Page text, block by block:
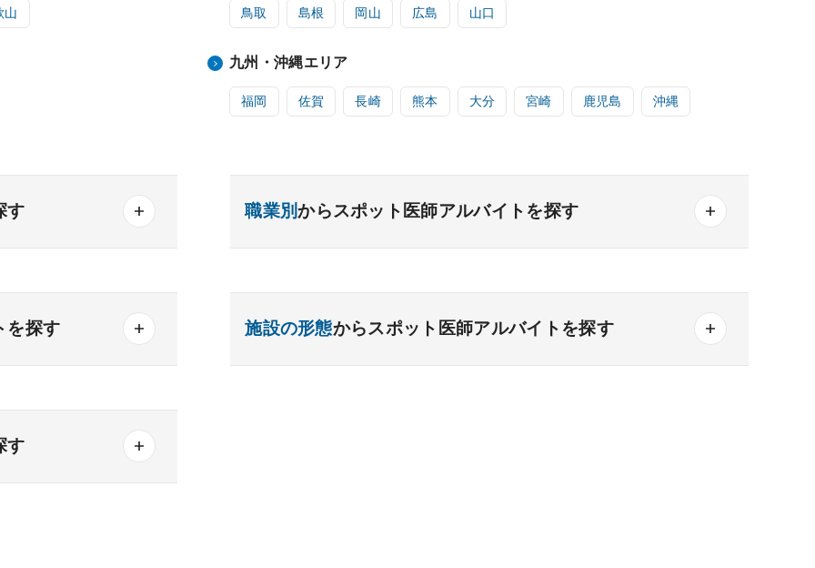
山 鳥取 島根 岡山 広島 山口
九州・沖縄エリア
福岡 佐賀 長崎 熊本 大分 宮崎 鹿児島 沖縄
す
内科 内分泌内科
科 老人内科
器外科
職業別からスポット医師アルバイトを探す
を探す 施設の形態からスポット医師アルバイトを探す
す